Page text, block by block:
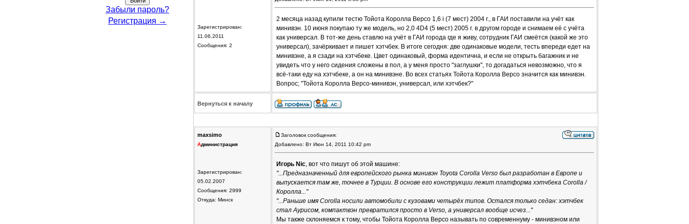
Забыли пароль?
Регистрация →
Зарегистрирован:
11.06.2011
Сообщения: 2
2 месяца назад купили тестю Тойота Королла Версо 1,6 i (7 мест) 2004 г., в ГАИ поставили на учёт как
минивэн. 10 июня покупаю ту же модель, но 2,0 4D4 (5 мест) 2005 г. в другом городе и снимаем её с учёта
как универсал. В тот-же день ставлю на учёт в ГАИ города где я живу, сотрудник ГАИ смеётся (какой же это
универсал), зачёркивает и пишет хэтчбек. В итоге сегодня: две одинаковые модели, тесть впереди едет на
минивэне, а я сзади на хэтчбеке. Цвет одинаковый, форма идентична, и если не открыть багажник и не
увидеть что у него сидения сложены в пол, а у меня просто "заглушки", то догадаться невозможно, что я
всё-таки еду на хэтчбеке, а он на минивэне. Во всех статьях Тойота Королла Версо значится как минивэн.
Вопрос; "Тойота Королла Версо-минивэн, универсал, или хэтчбек?"
Вернуться к началу
maxsimo
Администрация
Зарегистрирован:
05.02.2007
Сообщения: 2999
Откуда: Минск
Заголовок сообщения:
Добавлено: Вт Июн 14, 2011 10:42 pm
Игорь Nic, вот что пишут об этой машине:
"...Предназначенный для европейского рынка минивэн Toyota Соrollа Verso был разработан в Европе и
выпускается там же, точнее в Турции. В основе его конструкции лежит платформа хэтчбека Соrollа /
Королла..."
"...Раньше имя Corolla носили автомобили с кузовами четырёх типов. Остался только седан: хэтчбек
стал Аурисом, компактвэн превратился просто в Verso, а универсал вообще исчез..."
Мы также склоняемся к тому, чтобы Тойота Королла Версо называть по современнуму - минивэном или